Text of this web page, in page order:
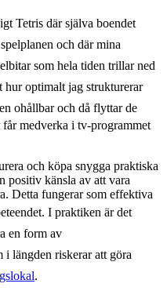
Tetris där själva boendet
och där mina
som hela tiden trillar ned
hur optimalt jag strukturerar
ohållbar och då flyttar de
medverka i tv-programmet
och köpa snygga praktiska
positiv känsla av att vara
Detta fungerar som effektiva
I praktiken är det
en form av
i längden riskerar att göra
.